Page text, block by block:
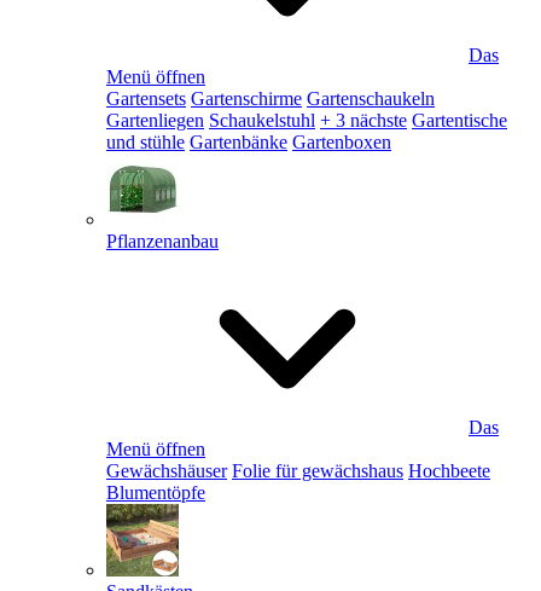
Das
Menü öffnen
Gartensets Gartenschirme Gartenschaukeln
Gartenliegen Schaukelstuhl + 3 nächste Gartentische
und stühle Gartenbänke Gartenboxen
Pflanzenanbau
Das
Menü öffnen
Gewächshäuser Folie für gewächshaus Hochbeete
Blumentöpfe